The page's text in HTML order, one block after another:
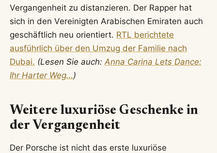
Vergangenheit zu distanzieren. Der Rapper hat
sich in den Vereinigten Arabischen Emiraten auch
geschäftlich neu orientiert. RTL berichtete
ausführlich über den Umzug der Familie nach
Dubai. (Lesen Sie auch: Anna Carina Lets Dance:
Ihr Harter Weg…)
Weitere luxuriöse Geschenke in
der Vergangenheit
Der Porsche ist nicht das erste luxuriöse